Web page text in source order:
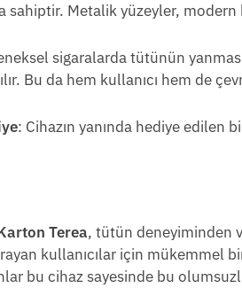
sahiptir. Metalik yüzeyler,
sigaralarda tütünün
Bu da hem kullanıcı hem de
: Cihazın yanında hediye edilen
Terea, tütün deneyiminden
kullanıcılar için mükemmel
bu cihaz sayesinde bu